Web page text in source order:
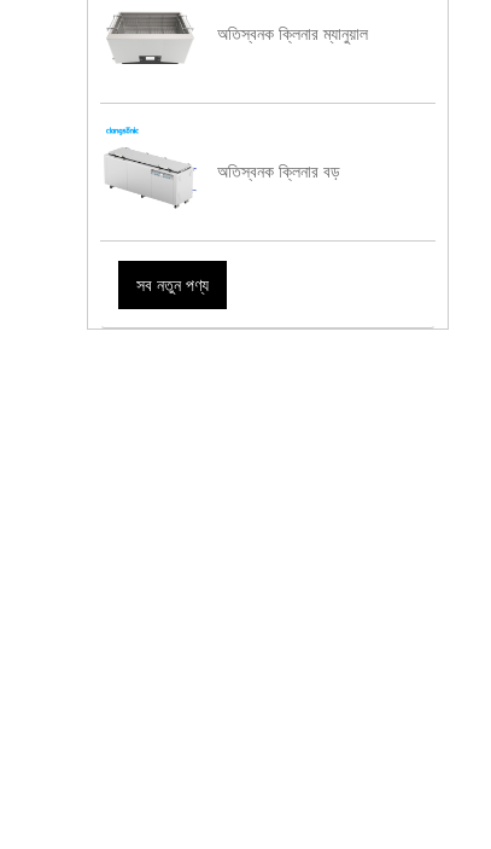
অতিস্বনক ক্লিনার ম্যানুয়াল
অতিস্বনক ক্লিনার বড়
সব নতুন পণ্য